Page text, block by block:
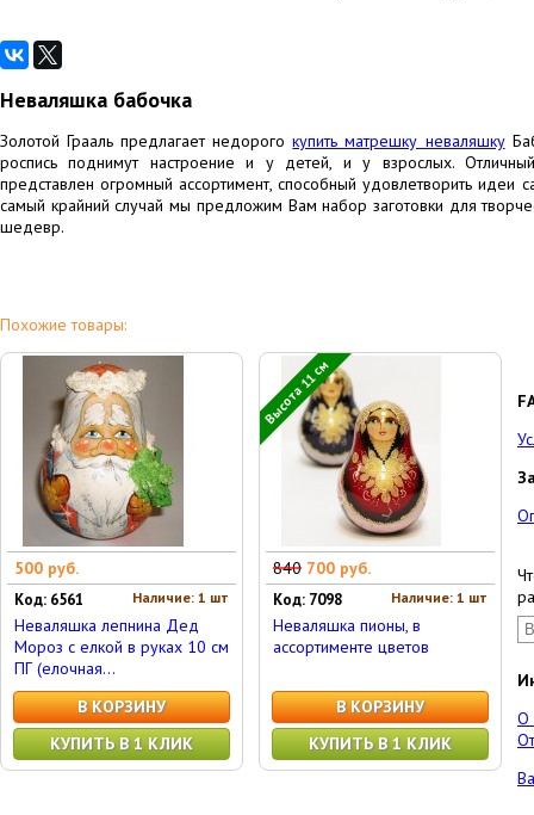
Неваляшка бабочка
Золотой Грааль предлагает недорогокупить матрешку неваляшку
роспись поднимут настроение и у детей, и у взрослых.
представлен огромный ассортимент, способный удовлетворить идеи
самый крайний случай мы предложим Вам набор заготовки для
шедевр.
Похожие товары:
500 руб.
Наличие: 1 шт
Код: 6561
Неваляшка лепнина Дед
Мороз с елкой в руках 10 см
ПГ (елочная...
В КОРЗИНУ
КУПИТЬ В 1 КЛИК
Высота 11 см
840 700 руб.
Наличие: 1 шт
Код: 7098
Неваляшка пионы, в
ассортименте цветов
В КОРЗИНУ
КУПИТЬ В 1 КЛИК
О